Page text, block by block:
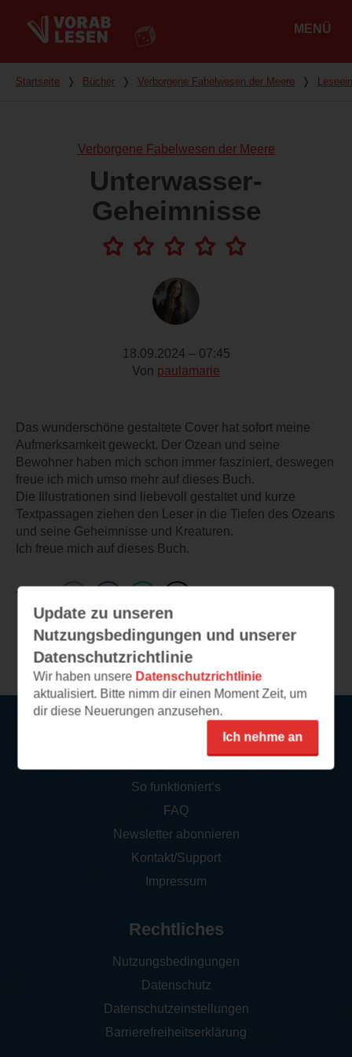
MENÜ
Du bist hier
Startseite ❭ Bücher ❭ Verborgene Fabelwesen der Meere ❭
Verborgene Fabelwesen der Meere
Unterwasser-
Geheimnisse
18.09.2024 – 07:45
Von paulamarie
Das wunderschöne gestaltete Cover hat sofort meine
Aufmerksamkeit geweckt. Der Ozean und seine
Bewohner haben mich schon immer fasziniert, deswegen
freue ich mich umso mehr auf dieses Buch.
Die Illustrationen sind liebevoll gestaltet und kurze
Textpassagen ziehen den Leser in die Tiefen des Ozeans
und seine Geheimnisse und Kreaturen.
Ich freue mich auf dieses Buch.
TEILEN
Weitere Leseeindrücke
Update zu unseren
Nutzungsbedingungen und unserer
Datenschutzrichtlinie
Wir haben unsere Datenschutzrichtlinie
aktualisiert. Bitte nimm dir einen Moment Zeit, um
dir diese Neuerungen anzusehen.
Ich nehme an
So funktioniert‘s
FAQ
Newsletter abonnieren
Kontakt/Support
Impressum
Rechtliches
Nutzungsbedingungen
Datenschutz
Datenschutzeinstellungen
Barrierefreiheitserklärung